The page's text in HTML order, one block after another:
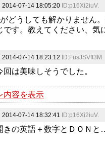
2014-07-14 18:05:20 ID:p16Xi2iuV.
どうしても解かりません
です。教えてください、気
2014-07-14 18:23:12 ID:FusJSVft3M
回は美味しそうでした。
内容を表示
2014-07-14 18:32:41 ID:p16Xi2iuV.
きの英語＋数字とＤＯＮ